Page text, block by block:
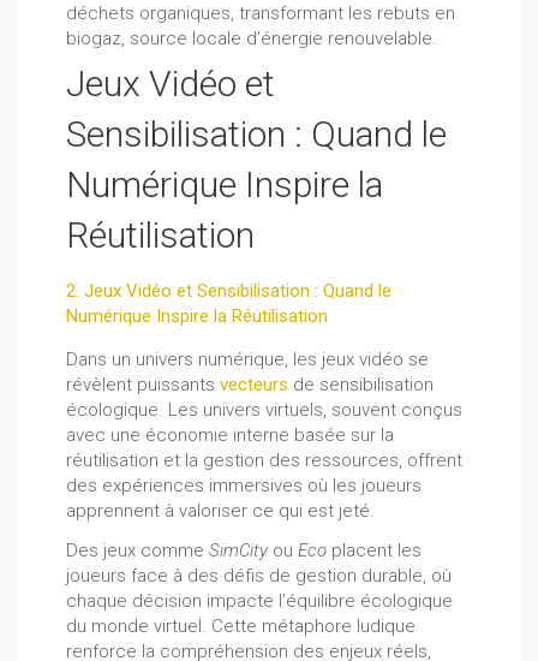
déchets organiques, transformant les rebuts en
biogaz, source locale d’énergie renouvelable.
Jeux Vidéo et
Sensibilisation : Quand le
Numérique Inspire la
Réutilisation
2. Jeux Vidéo et Sensibilisation : Quand le
Numérique Inspire la Réutilisation
Dans un univers numérique, les jeux vidéo se
révèlent puissants vecteurs de sensibilisation
écologique. Les univers virtuels, souvent conçus
avec une économie interne basée sur la
réutilisation et la gestion des ressources, offrent
des expériences immersives où les joueurs
apprennent à valoriser ce qui est jeté.
Des jeux comme SimCity ou Eco placent les
joueurs face à des défis de gestion durable, où
chaque décision impacte l’équilibre écologique
du monde virtuel. Cette métaphore ludique
renforce la compréhension des enjeux réels,